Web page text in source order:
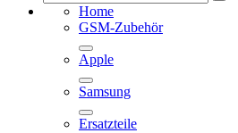
Home
GSM-Zubehör
Apple
Samsung
Ersatzteile